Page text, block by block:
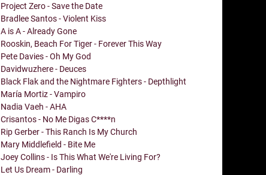
Project Zero - Save the Date
Bradlee Santos - Violent Kiss
A is A - Already Gone
Rooskin, Beach For Tiger - Forever This Way
Pete Davies - Oh My God
Davidwuzhere - Deuces
Black Flak and the Nightmare Fighters - Depthlight
María Mortiz - Vampiro
Nadia Vaeh - AHA
Crisantos - No Me Digas C****n
Rip Gerber - This Ranch Is My Church
Mary Middlefield - Bite Me
Joey Collins - Is This What We're Living For?
Let Us Dream - Darling